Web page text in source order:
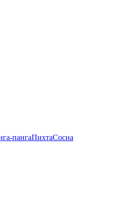
пангаПихтаСосна